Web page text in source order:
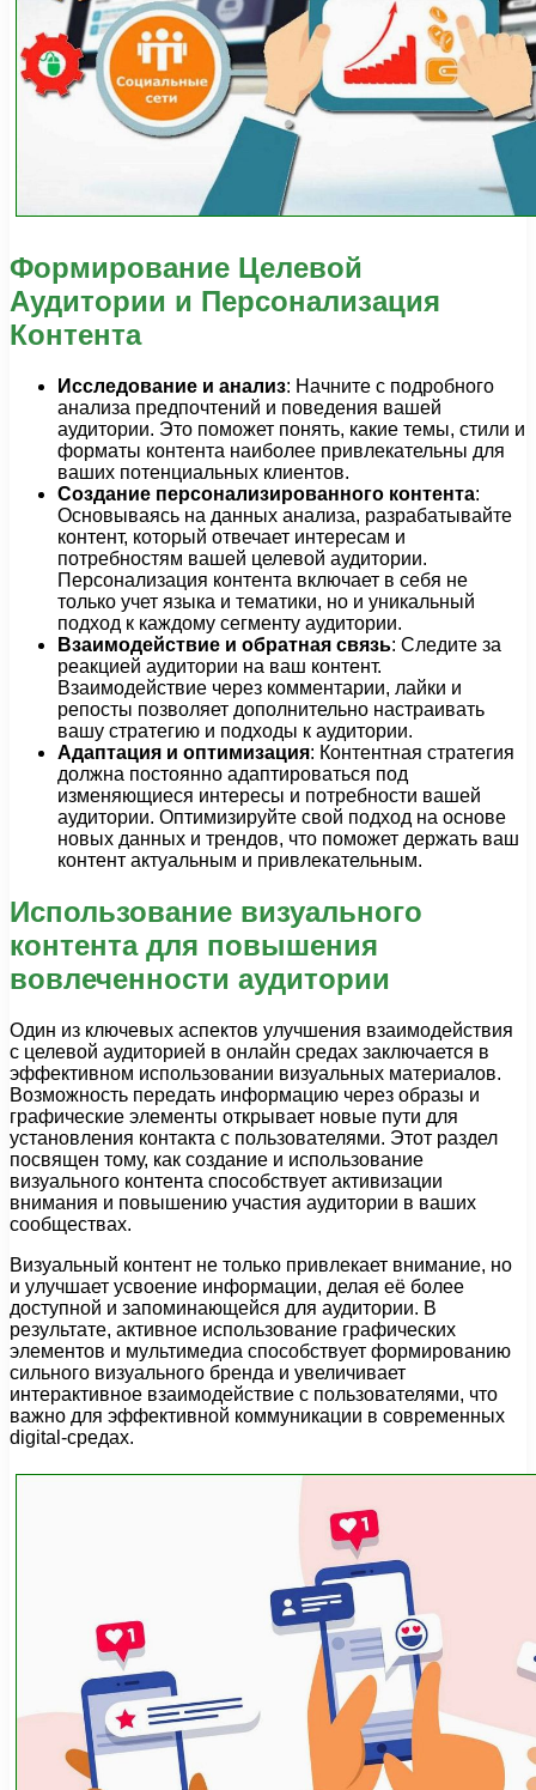
Формирование Целевой
Аудитории и Персонализация
Контента
Исследование и анализ: Начните с подробного
анализа предпочтений и поведения вашей
аудитории. Это поможет понять, какие темы, стили и
форматы контента наиболее привлекательны для
ваших потенциальных клиентов.
Создание персонализированного контента:
Основываясь на данных анализа, разрабатывайте
контент, который отвечает интересам и
потребностям вашей целевой аудитории.
Персонализация контента включает в себя не
только учет языка и тематики, но и уникальный
подход к каждому сегменту аудитории.
Взаимодействие и обратная связь: Следите за
реакцией аудитории на ваш контент.
Взаимодействие через комментарии, лайки и
репосты позволяет дополнительно настраивать
вашу стратегию и подходы к аудитории.
Адаптация и оптимизация: Контентная стратегия
должна постоянно адаптироваться под
изменяющиеся интересы и потребности вашей
аудитории. Оптимизируйте свой подход на основе
новых данных и трендов, что поможет держать ваш
контент актуальным и привлекательным.
Использование визуального
контента для повышения
вовлеченности аудитории
Один из ключевых аспектов улучшения взаимодействия
с целевой аудиторией в онлайн средах заключается в
эффективном использовании визуальных материалов.
Возможность передать информацию через образы и
графические элементы открывает новые пути для
установления контакта с пользователями. Этот раздел
посвящен тому, как создание и использование
визуального контента способствует активизации
внимания и повышению участия аудитории в ваших
сообществах.
Визуальный контент не только привлекает внимание, но
и улучшает усвоение информации, делая её более
доступной и запоминающейся для аудитории. В
результате, активное использование графических
элементов и мультимедиа способствует формированию
сильного визуального бренда и увеличивает
интерактивное взаимодействие с пользователями, что
важно для эффективной коммуникации в современных
digital-средах.